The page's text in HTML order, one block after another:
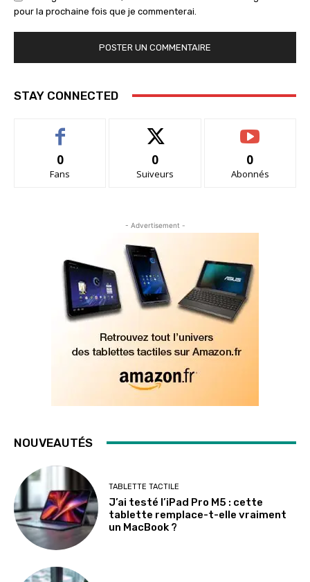
pour la prochaine fois que je commenterai.
STAY CONNECTED
0
Fans
0
Suiveurs
0
Abonnés
- Advertisement -
NOUVEAUTÉS
TABLETTE TACTILE
J’ai testé l’iPad Pro M5 : cette
tablette remplace-t-elle vraiment
un MacBook ?